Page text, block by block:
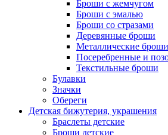
Броши с жемчугом
Броши с эмалью
Броши со стразами
Деревянные броши
Металлические броши
Посеребренные и
Текстильные броши
Булавки
Значки
Обереги
Детская бижутерия, украшения
Браслеты детские
Броши детские